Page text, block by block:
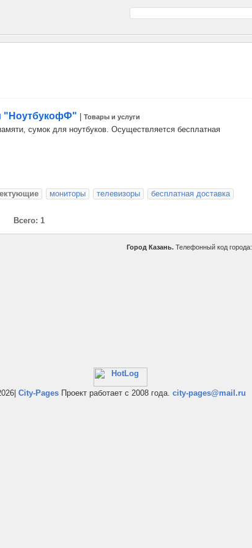
"НоутбукофФ" Товары и услуги
сумок для ноутбуков. Осуществляется бесплатная
мониторы телевизоры бесплатная доставка
Всего: 1
Город Казань. Телефонный код города:
City-Pages Проект работает с 2008 года. city-pages@mail.ru